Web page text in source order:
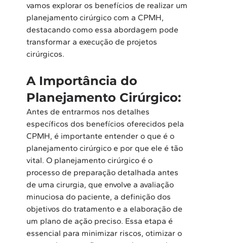
vamos explorar os benefícios de realizar um
planejamento cirúrgico com a CPMH,
destacando como essa abordagem pode
transformar a execução de projetos
cirúrgicos.
A Importância do
Planejamento Cirúrgico:
Antes de entrarmos nos detalhes
específicos dos benefícios oferecidos pela
CPMH, é importante entender o que é o
planejamento cirúrgico e por que ele é tão
vital. O planejamento cirúrgico é o
processo de preparação detalhada antes
de uma cirurgia, que envolve a avaliação
minuciosa do paciente, a definição dos
objetivos do tratamento e a elaboração de
um plano de ação preciso. Essa etapa é
essencial para minimizar riscos, otimizar o